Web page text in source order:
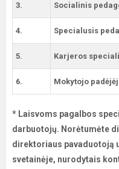
3. Socialinis
4. Specialusis
5. Karjeros
6. Mokytojo
* Laisvoms pagalbos
darbuotojų. Norėtumėte
direktoriaus pavaduotoją
svetainėje, nurodytais